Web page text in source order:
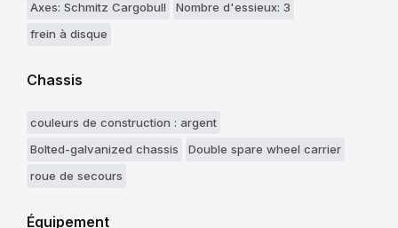
Axes: Schmitz Cargobull
Nombre d'essieux: 3
frein à disque
Chassis
couleurs de construction : argent
Bolted-galvanized chassis
Double spare wheel carrier
roue de secours
Équipement